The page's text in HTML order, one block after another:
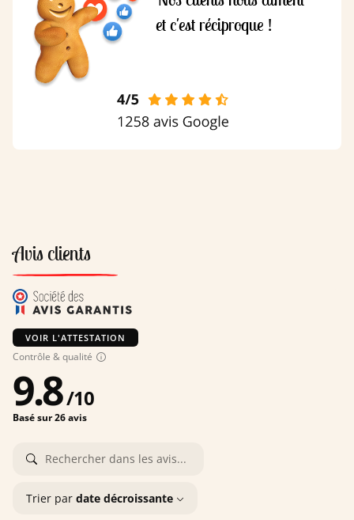
et c'est réciproque !
Avis clients
VOIR L'ATTESTATION
Contrôle & qualité
9.8/10
Basé sur 26 avis
Trier par date décroissante